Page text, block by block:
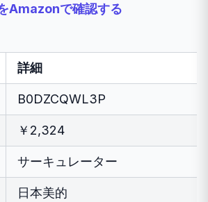
Amazonで確認する
詳細
B0DZCQWL3P
￥2,324
サーキュレーター
日本美的